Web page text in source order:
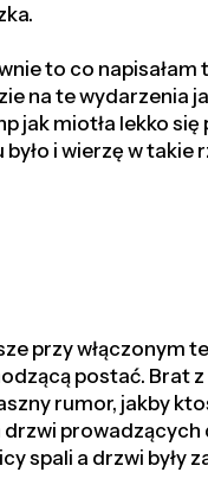
to co napisałam
na te wydarzenia
jak miotła lekko się
i wierzę w takie
przy włączonym
postać. Brat
rumor, jakby
prowadzących
spali a drzwi były